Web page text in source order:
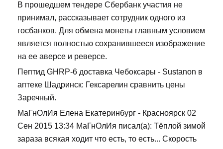
В прошедшем тендере Сбербанк участия не
принимал, рассказывает сотрудник одного из
госбанков. Для обмена монеты главным условием
является полностью сохранившееся изображение
на ее аверсе и реверсе.
Пептид GHRP-6 доставка Чебоксары - Sustanon в
аптеке Шадринск: Гексарелин сравнить цены
Заречный.
МаГнОлИя Елена Екатеринбург - Красноярск 02
Сен 2015 13:34 МаГнОлИя писал(а): Тёплой зимой
зараза всякая ходит что есть, то есть... Скорость